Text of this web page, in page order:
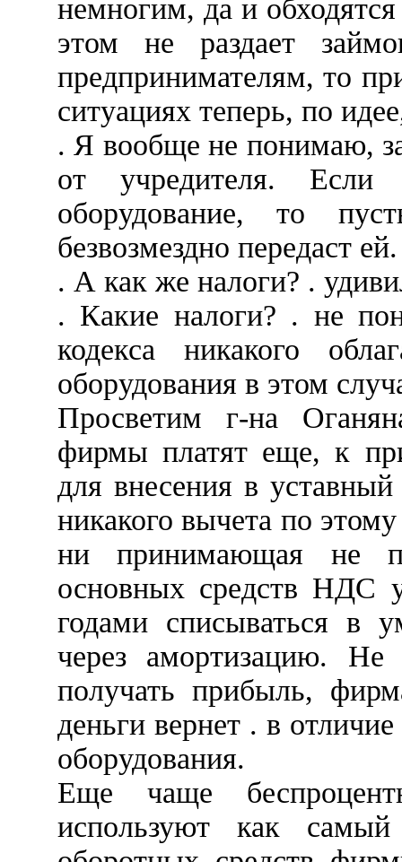
немногим, да и
этом не раздает
предпринимателям, то
ситуациях теперь, по
. Я вообще не понимаю,
от учредителя. Если
оборудование, то
безвозмездно передаст ей.
. А как же налоги? .
. Какие налоги? . не
кодекса никакого
оборудования в этом
Просветим г-на
фирмы платят еще, к
для внесения в
никакого вычета по
ни принимающая не
основных средств НДС
годами списываться в
через амортизацию.
получать прибыль,
деньги вернет . в
оборудования.
Еще чаще
используют как